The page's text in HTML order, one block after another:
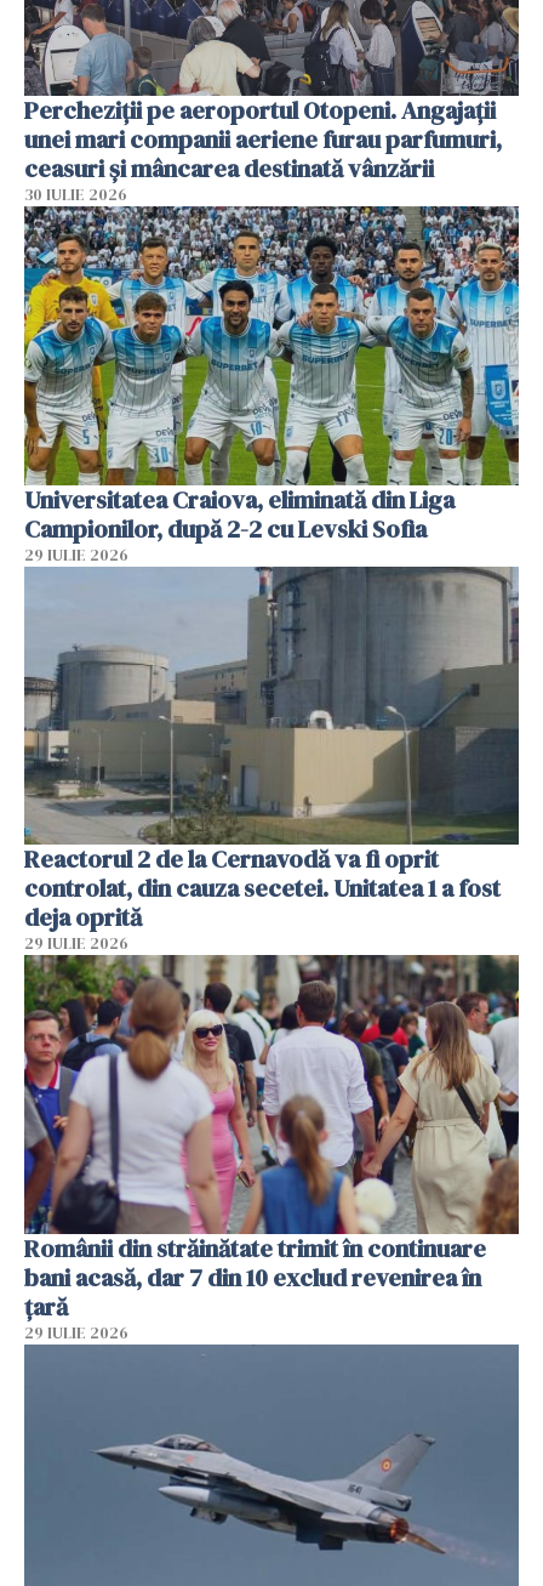
Percheziții pe aeroportul Otopeni. Angajații
unei mari companii aeriene furau parfumuri,
ceasuri și mâncarea destinată vânzării
30 IULIE 2026
Universitatea Craiova, eliminată din Liga
Campionilor, după 2-2 cu Levski Sofia
29 IULIE 2026
Reactorul 2 de la Cernavodă va fi oprit
controlat, din cauza secetei. Unitatea 1 a fost
deja oprită
29 IULIE 2026
Românii din străinătate trimit în continuare
bani acasă, dar 7 din 10 exclud revenirea în
țară
29 IULIE 2026